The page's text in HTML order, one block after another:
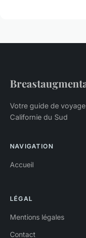
Votre guide de
Californie du Sud
NAVIGATION
Accueil
LÉGAL
Mentions légales
Contact